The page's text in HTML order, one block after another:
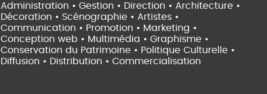
Administration • Gestion • Direction • Architecture •
Décoration • Scénographie • Artistes •
Communication • Promotion • Marketing •
Conception web • Multimédia • Graphisme •
Conservation du Patrimoine • Politique Culturelle •
Diffusion • Distribution • Commercialisation